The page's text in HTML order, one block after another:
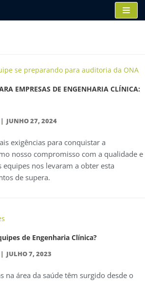
EMPRESAS DE ENGENHARIA CLÍNICA:
JUNHO 27, 2024
exigências para conquistar a
nosso compromisso com a qualidade e
equipes nos levaram a obter esta
de supera.
de Engenharia Clínica?
JULHO 7, 2023
na área da saúde têm surgido desde o